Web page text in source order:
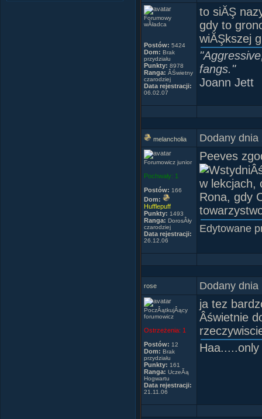
Forumowy
wÂładca
Postów: 5424
Dom: Brak
przydziału
Punkty: 8978
Ranga: ÂŚwietny
czarodziej
Data rejestracji:
06.02.07
to siĂŞ
gdy to
wiĂŞkszej
fangs."
Joann Jett
melancholia Dodany
Forumowicz junior
Pochwały: 1
Postów: 166
Dom:
Hufflepuff
Punkty: 1493
Ranga: DorosÂły
czarodziej
Data rejestracji:
26.12.06
Peeves
w lekcjach,
Rona, gdy
Edytowane
rose Dodany
PoczÂątkujÂący
forumowicz
Ostrzeżenia: 1
Postów: 12
Dom: Brak
przydziału
Punkty: 161
Ranga: UczeĂą
Hogwartu
Data rejestracji:
21.11.06
ja tez
Âświetnie